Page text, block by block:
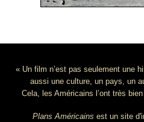
« Un film n’est pas seulement une
aussi une culture, un pays, un
Cela, les Américains l’ont très
Plans Américains est un site